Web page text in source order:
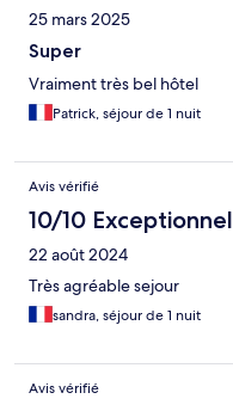
25 mars 2025
Super
Vraiment très bel hôtel
Patrick, séjour de 1 nuit
Avis vérifié
10/10 Exceptionnel
22 août 2024
Très agréable sejour
sandra, séjour de 1 nuit
Avis vérifié